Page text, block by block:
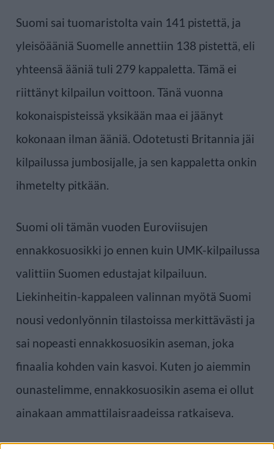
Suomi sai tuomaristolta vain 141 pistettä, ja
yleisöääniä Suomelle annettiin 138 pistettä, eli
yhteensä ääniä tuli 279 kappaletta. Tämä ei
riittänyt kilpailun voittoon. Tänä vuonna
kokonaispisteissä yksikään maa ei jäänyt
kokonaan ilman ääniä. Odotetusti Britannia jäi
kilpailussa jumbosijalle, ja sen kappaletta onkin
ihmetelty pitkään.
Suomi oli tämän vuoden Euroviisujen
ennakkosuosikki jo ennen kuin UMK-kilpailussa
valittiin Suomen edustajat kilpailuun.
Liekinheitin-kappaleen valinnan myötä Suomi
nousi vedonlyönnin tilastoissa merkittävästi ja
sai nopeasti ennakkosuosikin aseman, joka
finaalia kohden vain kasvoi. Kuten jo aiemmin
ounastelimme, ennakkosuosikin asema ei ollut
ainakaan ammattilaisraadeissa ratkaiseva.